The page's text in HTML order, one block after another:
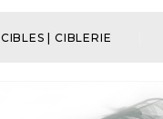
CIBLES | CIBLERIE